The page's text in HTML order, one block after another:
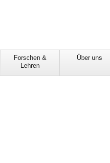
Forschen &
Lehren
Über uns